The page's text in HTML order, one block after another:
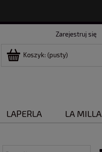
Zarejestruj się
Koszyk: (pusty)
LAPERLA
LA MILLA